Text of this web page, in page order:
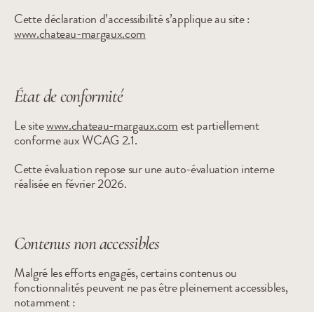
Cette déclaration d’accessibilité s’applique au site :
www.chateau-margaux.com
État de conformité
Le site www.chateau-margaux.com est partiellement
conforme aux WCAG 2.1.
Cette évaluation repose sur une auto-évaluation interne
réalisée en février 2026.
Contenus non accessibles
Malgré les efforts engagés, certains contenus ou
fonctionnalités peuvent ne pas être pleinement accessibles,
notamment :